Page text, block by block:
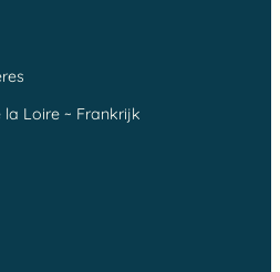
Loire ~ Frankrijk